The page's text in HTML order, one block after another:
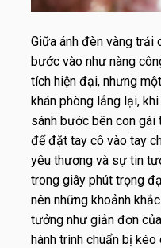
Giữa ánh đèn vàng trải
bước vào như nàng
tích hiện đại, nhưng
khán phòng lắng lại,
sánh bước bên con
để đặt tay cô vào tay
yêu thương và sự tin
trong giây phút trọng
nên những khoảnh
tưởng như giản đơn
hành trình chuẩn bị kéo